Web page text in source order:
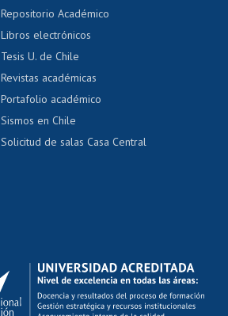
Denuncias administrativas
Repositorio Académico
Libros electrónicos
Tesis U. de Chile
Revistas académicas
Portafolio académico
Sismos en Chile
Solicitud de salas Casa Central